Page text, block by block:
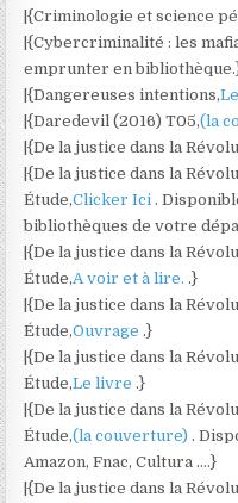
|{Criminologie et science
|{Cybercriminalité : les
emprunter en
|{Dangereuses intentions,
|{Daredevil (2016) T05,(la
|{De la justice dans la
|{De la justice dans la
Étude,Clicker Ici .
bibliothèques de votre
|{De la justice dans la
Étude,A voir et à lire. .}
|{De la justice dans la
Étude,Ouvrage .}
|{De la justice dans la
Étude,Le livre .}
|{De la justice dans la
Étude,(la couverture) .
Amazon, Fnac, Cultura ….}
|{De la justice dans la